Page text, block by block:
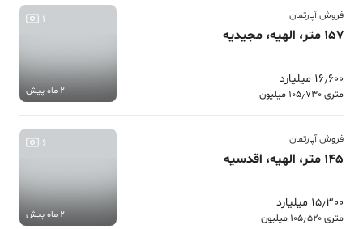
فروش آپارتمان
157 متر، الهیه، مجیدیه
16٫600 میلیارد
متری 105٫730 میلیون
1
2 ماه پیش
فروش آپارتمان
145 متر، الهیه، اقدسیه
15٫300 میلیارد
متری 105٫520 میلیون
6
2 ماه پیش